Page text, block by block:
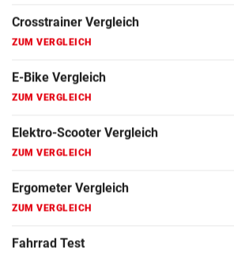
Fahrrad Test
Fahrradanhänger Vergleich
Faszienrolle Vergleich
Hoverboard Vergleich